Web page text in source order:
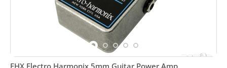
EHX Electro Harmonix 5mm Guitar Power Amp